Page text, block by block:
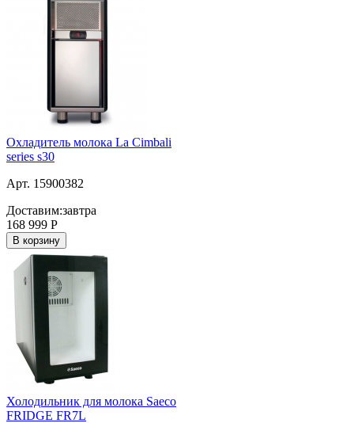
Охладитель молока La Cimbali
series s30
Арт. 15900382
Доставим:завтра
168 999 Р
В корзину
Холодильник для молока Saeco
FRIDGE FR7L